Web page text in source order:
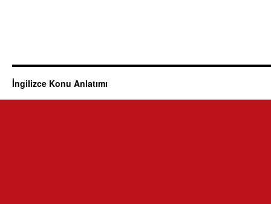
İngilizce Konu Anlatımı